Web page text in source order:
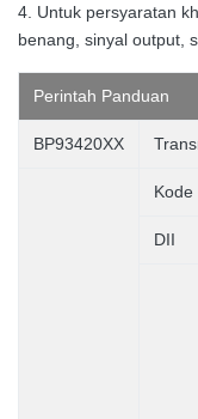
4. Untuk persyaratan
benang, sinyal output,
Perintah Panduan
BP93420XX
Kode
DII